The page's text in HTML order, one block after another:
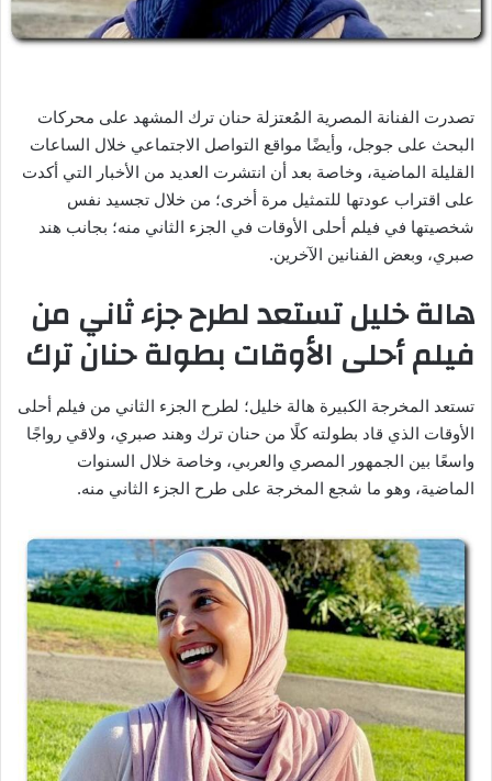
ك
ت
ن
ي
ا
تصدرت الفنانة المصرية المُعتزلة حنان ترك المشهد على محركات
البحث على جوجل، وأيضًا مواقع التواصل الاجتماعي خلال الساعات
القليلة الماضية، وخاصة بعد أن انتشرت العديد من الأخبار التي أكدت
على اقتراب عودتها للتمثيل مرة أخرى؛ من خلال تجسيد نفس
شخصيتها في فيلم أحلى الأوقات في الجزء الثاني منه؛ بجانب هند
صبري، وبعض الفنانين الآخرين.
هالة خليل تستعد لطرح جزء ثاني من
فيلم أحلى الأوقات بطولة حنان ترك
تستعد المخرجة الكبيرة هالة خليل؛ لطرح الجزء الثاني من فيلم أحلى
الأوقات الذي قاد بطولته كلًا من حنان ترك وهند صبري، ولاقي رواجًا
واسعًا بين الجمهور المصري والعربي، وخاصة خلال السنوات
الماضية، وهو ما شجع المخرجة على طرح الجزء الثاني منه.